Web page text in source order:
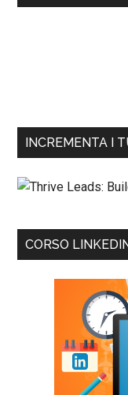
INCREMENTA I
CORSO